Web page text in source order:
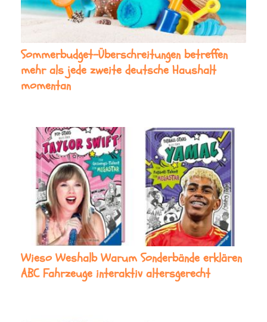
Sommerbudget-Überschreitungen betreffen
mehr als jede zweite deutsche Haushalt
momentan
Wieso Weshalb Warum Sonderbände erklären
ABC Fahrzeuge interaktiv altersgerecht